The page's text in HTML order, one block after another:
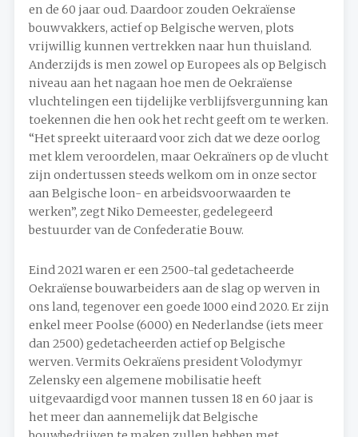
en de 60 jaar oud. Daardoor zouden Oekraïense
bouwvakkers, actief op Belgische werven, plots
vrijwillig kunnen vertrekken naar hun thuisland.
Anderzijds is men zowel op Europees als op Belgisch
niveau aan het nagaan hoe men de Oekraïense
vluchtelingen een tijdelijke verblijfsvergunning kan
toekennen die hen ook het recht geeft om te werken.
“Het spreekt uiteraard voor zich dat we deze oorlog
met klem veroordelen, maar Oekraïners op de vlucht
zijn ondertussen steeds welkom om in onze sector
aan Belgische loon- en arbeidsvoorwaarden te
werken”, zegt Niko Demeester, gedelegeerd
bestuurder van de Confederatie Bouw.
Eind 2021 waren er een 2500-tal gedetacheerde
Oekraïense bouwarbeiders aan de slag op werven in
ons land, tegenover een goede 1000 eind 2020. Er zijn
enkel meer Poolse (6000) en Nederlandse (iets meer
dan 2500) gedetacheerden actief op Belgische
werven. Vermits Oekraïens president Volodymyr
Zelensky een algemene mobilisatie heeft
uitgevaardigd voor mannen tussen 18 en 60 jaar is
het meer dan aannemelijk dat Belgische